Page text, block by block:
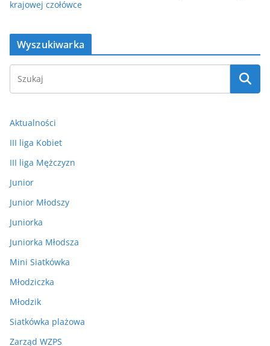
krajowej czołówce
Wyszukiwarka
Aktualności
III liga Kobiet
III liga Mężczyzn
Junior
Junior Młodszy
Juniorka
Juniorka Młodsza
Mini Siatkówka
Młodziczka
Młodzik
Siatkówka plażowa
Zarząd WZPS